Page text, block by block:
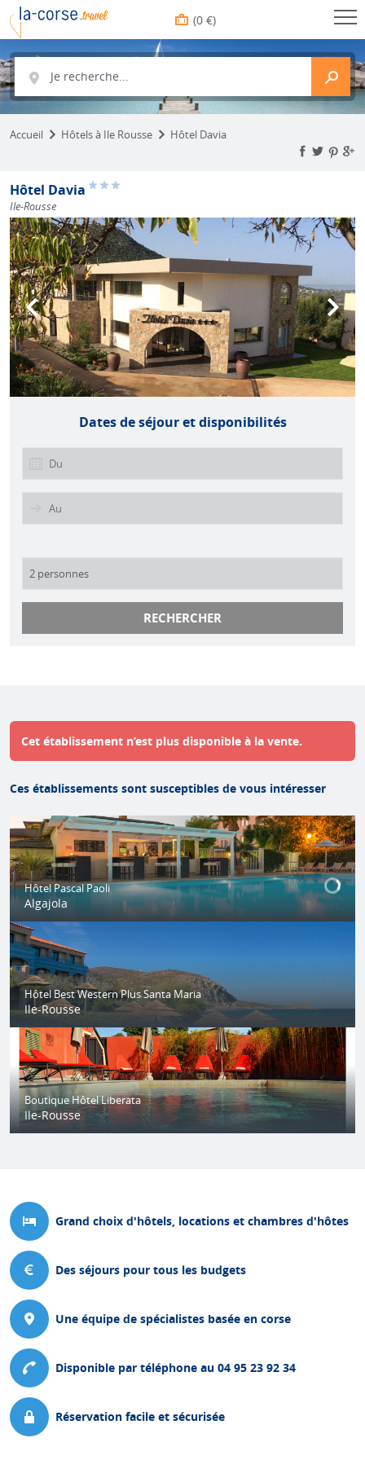
(0 €)
Je recherche...
Accueil Hôtels à Ile Rousse Hôtel Davia
Hôtel Davia
Ile-Rousse
Dates de séjour et disponibilités
RECHERCHER
Cet établissement n’est plus disponible à la vente.
Ces établissements sont susceptibles de vous intéresser
Hôtel Pascal Paoli
Algajola
Hôtel Best Western Plus Santa Maria
Ile-Rousse
Boutique Hôtel Liberata
Ile-Rousse
Grand choix d'hôtels, locations et chambres d'hôtes
Des séjours pour tous les budgets
Une équipe de spécialistes basée en corse
Disponible par téléphone au 04 95 23 92 34
Réservation facile et sécurisée